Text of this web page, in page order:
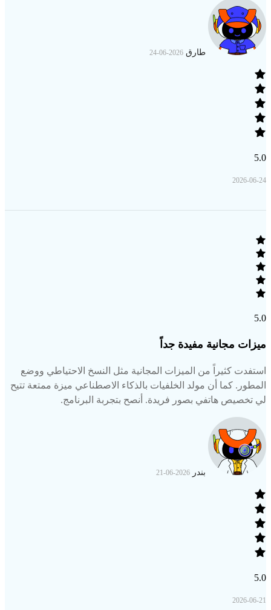
طارق 2026-06-24
5.0
2026-06-24
5.0
ميزات مجانية مفيدة جداً
استفدت كثيراً من الميزات المجانية مثل النسخ الاحتياطي ووضع
المطور. كما أن مولد الخلفيات بالذكاء الاصطناعي ميزة ممتعة تتيح
لي تخصيص هاتفي بصور فريدة. أنصح بتجربة البرنامج.
بندر 2026-06-21
5.0
2026-06-21